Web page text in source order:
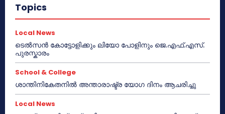
Topics
Local News
ടെൽസൻ കോട്ടോളിക്കും ലിയോ പോളിനും ജെ.എഫ്.എസ്.
പുരസ്കാരം
School & College
ശാന്തിനികേതനിൽ അന്താരാഷ്ട്ര യോഗ ദിനം ആചരിച്ചു
Local News